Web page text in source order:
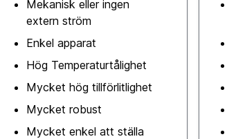
Mekanisk eller ingen
extern ström
Enkel apparat
Hög Temperaturtålighet
Mycket hög tillförlitlighet
Mycket robust
Mycket enkel att ställa